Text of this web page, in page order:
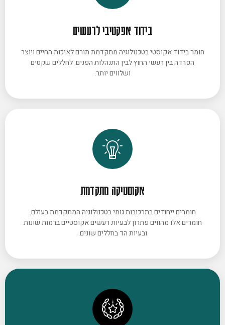
בידוד אפקטיבי לרעשים
חומר בידוד אקוסטי בטכנולוגיה מתקדמת תורם לאיכות החיים ויוצר
הפרדה בין רעשי החוץ לבין התנהלות הפנים. לחללים שקטים
ושלווים יותר.
אקוסטיקה מתקדמת
חומרים ייחודים בתרכובות גומי בטכנולוגיה המתקדמת בעולם.
חומרים אלו מהווים פתרון לבעיות רעשים אקוסטיים ברמות שונות
ובעיות הד בחללים שונים.